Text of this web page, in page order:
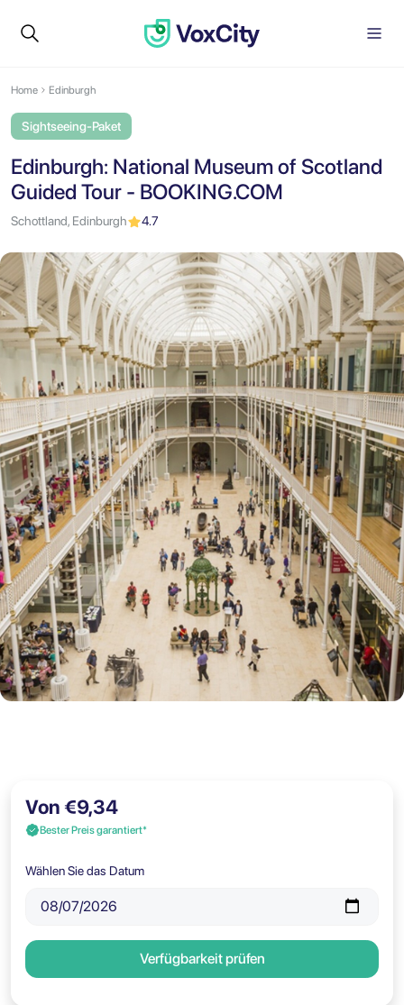
Home Edinburgh
Sightseeing-Paket
Edinburgh: National Museum of Scotland
Guided Tour - BOOKING.COM
Schottland, Edinburgh 4.7
Von €9,34
Bester Preis garantiert*
Wählen Sie das Datum
Verfügbarkeit prüfen